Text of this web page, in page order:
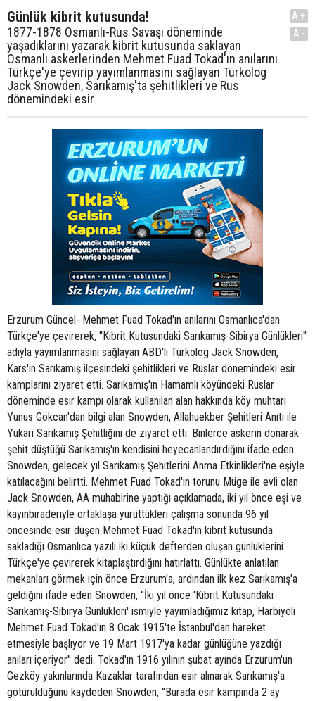
Günlük kibrit kutusunda!
1877-1878 Osmanlı-Rus Savaşı döneminde
yaşadıklarını yazarak kibrit kutusunda saklayan
Osmanlı askerlerinden Mehmet Fuad Tokad'ın anılarını
Türkçe'ye çevirip yayımlanmasını sağlayan Türkolog
Jack Snowden, Sarıkamış'ta şehitlikleri ve Rus
dönemindeki esir
A+
A-
Erzurum Güncel- Mehmet Fuad Tokad'ın anılarını Osmanlıca'dan
Türkçe'ye çevirerek, ''Kibrit Kutusundaki Sarıkamış-Sibirya Günlükleri''
adıyla yayımlanmasını sağlayan ABD'li Türkolog Jack Snowden,
Kars'ın Sarıkamış ilçesindeki şehitlikleri ve Ruslar dönemindeki esir
kamplarını ziyaret etti. Sarıkamış'ın Hamamlı köyündeki Ruslar
döneminde esir kampı olarak kullanılan alan hakkında köy muhtarı
Yunus Gökcan'dan bilgi alan Snowden, Allahuekber Şehitleri Anıtı ile
Yukarı Sarıkamış Şehitliğini de ziyaret etti. Binlerce askerin donarak
şehit düştüğü Sarıkamış'ın kendisini heyecanlandırdığını ifade eden
Snowden, gelecek yıl Sarıkamış Şehitlerini Anma Etkinlikleri'ne eşiyle
katılacağını belirtti. Mehmet Fuad Tokad'ın torunu Müge ile evli olan
Jack Snowden, AA muhabirine yaptığı açıklamada, iki yıl önce eşi ve
kayınbiraderiyle ortaklaşa yürüttükleri çalışma sonunda 96 yıl
öncesinde esir düşen Mehmet Fuad Tokad'ın kibrit kutusunda
sakladığı Osmanlıca yazılı iki küçük defterden oluşan günlüklerini
Türkçe'ye çevirerek kitaplaştırdığını hatırlattı. Günlükte anlatılan
mekanları görmek için önce Erzurum'a, ardından ilk kez Sarıkamış'a
geldiğini ifade eden Snowden, ''İki yıl önce 'Kibrit Kutusundaki
Sarıkamış-Sibirya Günlükleri' ismiyle yayımladığımız kitap, Harbiyeli
Mehmet Fuad Tokad'ın 8 Ocak 1915'te İstanbul'dan hareket
etmesiyle başlıyor ve 19 Mart 1917'ya kadar günlüğüne yazdığı
anıları içeriyor'' dedi. Tokad'ın 1916 yılının şubat ayında Erzurum'un
Gezköy yakınlarında Kazaklar tarafından esir alınarak Sarıkamış'a
götürüldüğünü kaydeden Snowden, ''Burada esir kampında 2 ay